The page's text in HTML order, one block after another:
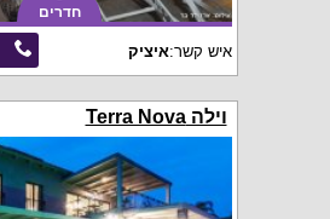
חדרים
איש קשר:איציק
וילה Terra Nova